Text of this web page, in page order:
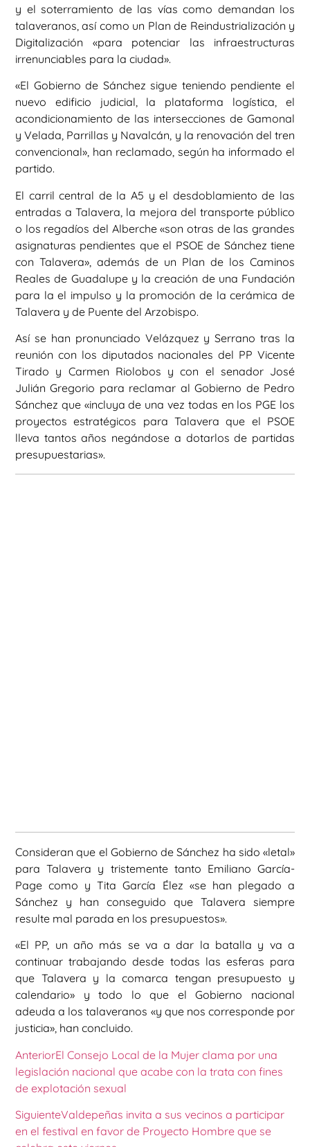
y el soterramiento de las vías como demandan los
talaveranos, así como un Plan de Reindustrialización y
Digitalización «para potenciar las infraestructuras
irrenunciables para la ciudad».
«El Gobierno de Sánchez sigue teniendo pendiente el
nuevo edificio judicial, la plataforma logística, el
acondicionamiento de las intersecciones de Gamonal
y Velada, Parrillas y Navalcán, y la renovación del tren
convencional», han reclamado, según ha informado el
partido.
El carril central de la A5 y el desdoblamiento de las
entradas a Talavera, la mejora del transporte público
o los regadíos del Alberche «son otras de las grandes
asignaturas pendientes que el PSOE de Sánchez tiene
con Talavera», además de un Plan de los Caminos
Reales de Guadalupe y la creación de una Fundación
para la el impulso y la promoción de la cerámica de
Talavera y de Puente del Arzobispo.
Así se han pronunciado Velázquez y Serrano tras la
reunión con los diputados nacionales del PP Vicente
Tirado y Carmen Riolobos y con el senador José
Julián Gregorio para reclamar al Gobierno de Pedro
Sánchez que «incluya de una vez todas en los PGE los
proyectos estratégicos para Talavera que el PSOE
lleva tantos años negándose a dotarlos de partidas
presupuestarias».
Consideran que el Gobierno de Sánchez ha sido «letal»
para Talavera y tristemente tanto Emiliano García-
Page como y Tita García Élez «se han plegado a
Sánchez y han conseguido que Talavera siempre
resulte mal parada en los presupuestos».
«El PP, un año más se va a dar la batalla y va a
continuar trabajando desde todas las esferas para
que Talavera y la comarca tengan presupuesto y
calendario» y todo lo que el Gobierno nacional
adeuda a los talaveranos «y que nos corresponde por
justicia», han concluido.
AnteriorEl Consejo Local de la Mujer clama por una
legislación nacional que acabe con la trata con fines
de explotación sexual
SiguienteValdepeñas invita a sus vecinos a participar
en el festival en favor de Proyecto Hombre que se